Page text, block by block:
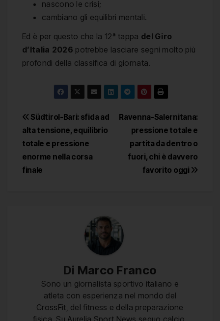
nascono le crisi;
cambiano gli equilibri mentali.
Ed è per questo che la 12ª tappa del Giro
d’Italia 2026 potrebbe lasciare segni molto più
profondi della classifica di giornata.
Navigazione
articoli
Ravenna-Salernitana:
pressione totale e
partita da dentro o
fuori, chi è davvero
favorito oggi
Südtirol-Bari: sfida ad
alta tensione, equilibrio
totale e pressione
enorme nella corsa
finale
Di Marco Franco
Sono un giornalista sportivo italiano e
atleta con esperienza nel mondo del
CrossFit, del fitness e della preparazione